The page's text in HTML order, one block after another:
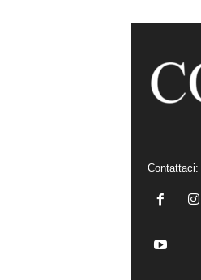
Contattaci: